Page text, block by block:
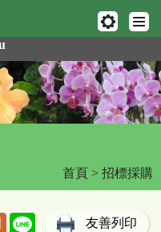
首頁 > 招標採購
Plurk Line 友善列印